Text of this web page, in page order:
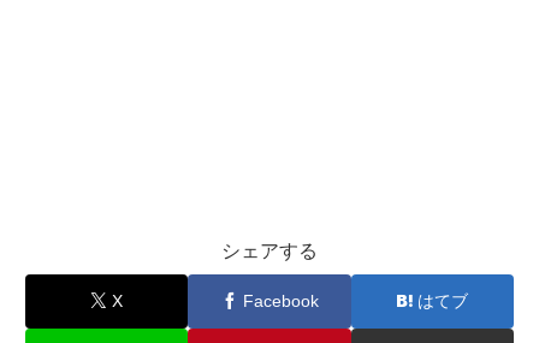
シェアする
X Facebook はてブ